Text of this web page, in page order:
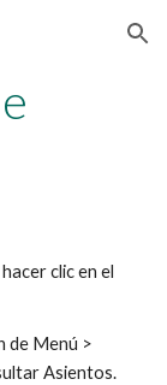
Skip to navigation
clic en el
de Menú >
Asientos.